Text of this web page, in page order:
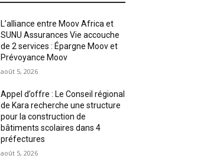
L’alliance entre Moov Africa et
SUNU Assurances Vie accouche
de 2 services : Épargne Moov et
Prévoyance Moov
août 5, 2026
Appel d’offre : Le Conseil régional
de Kara recherche une structure
pour la construction de
bâtiments scolaires dans 4
préfectures
août 5, 2026